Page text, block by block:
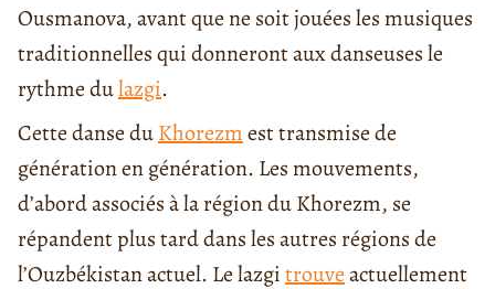
Ousmanova, avant que ne soit jouées les musiques
traditionnelles qui donneront aux danseuses le
rythme dulazgi.
Cette danse duKhorezmest transmise de
génération en génération. Les mouvements,
d’abord associés à la région du Khorezm, se
répandent plus tard dans les autres régions de
l’Ouzbékistan actuel. Le lazgitrouveactuellement